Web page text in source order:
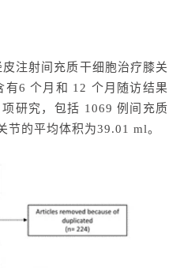
注射间充质干细胞治疗膝关
6 个月和 12 个月随访结果
研究，包括 1069 例间充质
节的平均体积为39.01 ml。